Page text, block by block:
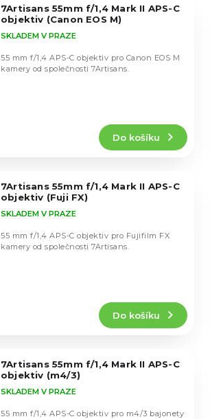
7Artisans 55mm f/1,4 Mark II APS-C
objektiv (Canon EOS M)
SKLADEM V PRAZE
Do košíku
55 mm f/1,4 APS-C objektiv pro Canon EOS M
kamery od společnosti 7Artisans.
7Artisans 55mm f/1,4 Mark II APS-C
objektiv (Fuji FX)
SKLADEM V PRAZE
Do košíku
55 mm f/1,4 APS-C objektiv pro Fujifilm FX
kamery od společnosti 7Artisans.
7Artisans 55mm f/1,4 Mark II APS-C
objektiv (m4/3)
SKLADEM V PRAZE
55 mm f/1,4 APS-C objektiv pro m4/3 bajonety